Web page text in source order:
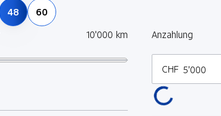
48
60
10'000 km Anzahlung
CHF